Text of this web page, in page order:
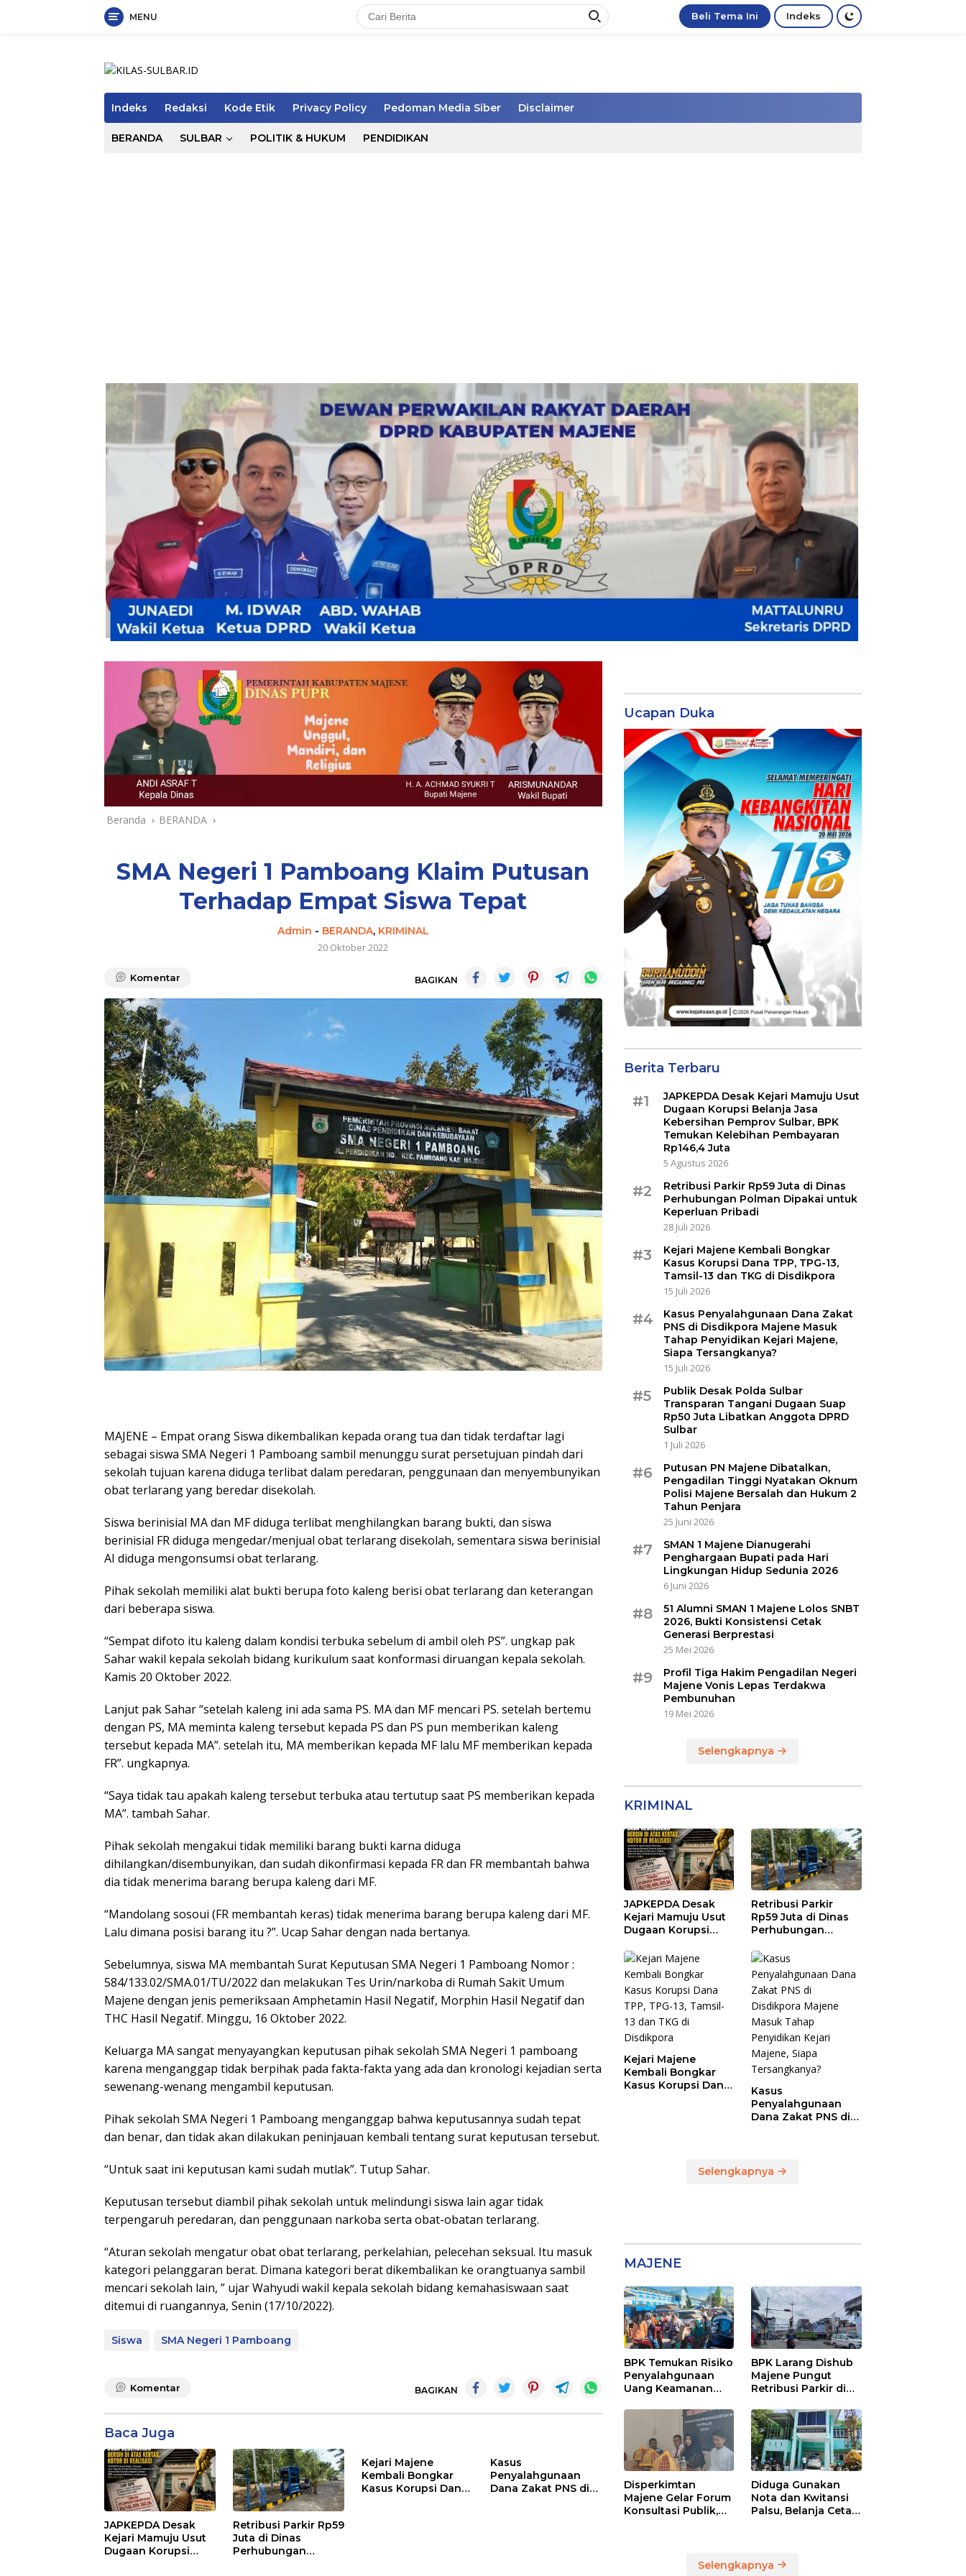
MENU Beli Tema Ini Indeks
Indeks Redaksi Kode Etik Privacy Policy Pedoman Media Siber Disclaimer
BERANDA SULBAR POLITIK & HUKUM PENDIDIKAN
Beranda BERANDA
SMA Negeri 1 Pamboang Klaim Putusan
Terhadap Empat Siswa Tepat
Admin - BERANDA, KRIMINAL
20 Oktober 2022
Komentar BAGIKAN
MAJENE – Empat orang Siswa dikembalikan kepada orang tua dan tidak terdaftar lagi
sebagai siswa SMA Negeri 1 Pamboang sambil menunggu surat persetujuan pindah dari
sekolah tujuan karena diduga terlibat dalam peredaran, penggunaan dan menyembunyikan
obat terlarang yang beredar disekolah.
Siswa berinisial MA dan MF diduga terlibat menghilangkan barang bukti, dan siswa
berinisial FR diduga mengedar/menjual obat terlarang disekolah, sementara siswa berinisial
AI diduga mengonsumsi obat terlarang.
Pihak sekolah memiliki alat bukti berupa foto kaleng berisi obat terlarang dan keterangan
dari beberapa siswa.
“Sempat difoto itu kaleng dalam kondisi terbuka sebelum di ambil oleh PS”. ungkap pak
Sahar wakil kepala sekolah bidang kurikulum saat konformasi diruangan kepala sekolah.
Kamis 20 Oktober 2022.
Lanjut pak Sahar “setelah kaleng ini ada sama PS. MA dan MF mencari PS. setelah bertemu
dengan PS, MA meminta kaleng tersebut kepada PS dan PS pun memberikan kaleng
tersebut kepada MA”. setelah itu, MA memberikan kepada MF lalu MF memberikan kepada
FR”. ungkapnya.
“Saya tidak tau apakah kaleng tersebut terbuka atau tertutup saat PS memberikan kepada
MA”. tambah Sahar.
Pihak sekolah mengakui tidak memiliki barang bukti karna diduga
dihilangkan/disembunyikan, dan sudah dikonfirmasi kepada FR dan FR membantah bahwa
dia tidak menerima barang berupa kaleng dari MF.
“Mandolang sosoui (FR membantah keras) tidak menerima barang berupa kaleng dari MF.
Lalu dimana posisi barang itu ?”. Ucap Sahar dengan nada bertanya.
Sebelumnya, siswa MA membantah Surat Keputusan SMA Negeri 1 Pamboang Nomor :
584/133.02/SMA.01/TU/2022 dan melakukan Tes Urin/narkoba di Rumah Sakit Umum
Majene dengan jenis pemeriksaan Amphetamin Hasil Negatif, Morphin Hasil Negatif dan
THC Hasil Negatif. Minggu, 16 Oktober 2022.
Keluarga MA sangat menyayangkan keputusan pihak sekolah SMA Negeri 1 pamboang
karena menganggap tidak berpihak pada fakta-fakta yang ada dan kronologi kejadian serta
sewenang-wenang mengambil keputusan.
Pihak sekolah SMA Negeri 1 Pamboang menganggap bahwa keputusannya sudah tepat
dan benar, dan tidak akan dilakukan peninjauan kembali tentang surat keputusan tersebut.
“Untuk saat ini keputusan kami sudah mutlak”. Tutup Sahar.
Keputusan tersebut diambil pihak sekolah untuk melindungi siswa lain agar tidak
terpengaruh peredaran, dan penggunaan narkoba serta obat-obatan terlarang.
“Aturan sekolah mengatur obat obat terlarang, perkelahian, pelecehan seksual. Itu masuk
kategori pelanggaran berat. Dimana kategori berat dikembalikan ke orangtuanya sambil
mencari sekolah lain, ” ujar Wahyudi wakil kepala sekolah bidang kemahasiswaan saat
ditemui di ruangannya, Senin (17/10/2022).
Siswa SMA Negeri 1 Pamboang
Komentar BAGIKAN
Baca Juga
JAPKEPDA Desak
Kejari Mamuju Usut
Dugaan Korupsi
Retribusi Parkir Rp59
Juta di Dinas
Perhubungan
Kejari Majene
Kembali Bongkar
Kasus Korupsi Dana
Kasus
Penyalahgunaan
Dana Zakat PNS di
Ucapan Duka
Berita Terbaru
#1
JAPKEPDA Desak Kejari Mamuju Usut
Dugaan Korupsi Belanja Jasa
Kebersihan Pemprov Sulbar, BPK
Temukan Kelebihan Pembayaran
Rp146,4 Juta
5 Agustus 2026
#2
Retribusi Parkir Rp59 Juta di Dinas
Perhubungan Polman Dipakai untuk
Keperluan Pribadi
28 Juli 2026
#3
Kejari Majene Kembali Bongkar
Kasus Korupsi Dana TPP, TPG-13,
Tamsil-13 dan TKG di Disdikpora
15 Juli 2026
#4
Kasus Penyalahgunaan Dana Zakat
PNS di Disdikpora Majene Masuk
Tahap Penyidikan Kejari Majene,
Siapa Tersangkanya?
15 Juli 2026
#5
Publik Desak Polda Sulbar
Transparan Tangani Dugaan Suap
Rp50 Juta Libatkan Anggota DPRD
Sulbar
1 Juli 2026
#6
Putusan PN Majene Dibatalkan,
Pengadilan Tinggi Nyatakan Oknum
Polisi Majene Bersalah dan Hukum 2
Tahun Penjara
25 Juni 2026
#7
SMAN 1 Majene Dianugerahi
Penghargaan Bupati pada Hari
Lingkungan Hidup Sedunia 2026
6 Juni 2026
#8
51 Alumni SMAN 1 Majene Lolos SNBT
2026, Bukti Konsistensi Cetak
Generasi Berprestasi
25 Mei 2026
#9
Profil Tiga Hakim Pengadilan Negeri
Majene Vonis Lepas Terdakwa
Pembunuhan
19 Mei 2026
Selengkapnya
KRIMINAL
JAPKEPDA Desak
Kejari Mamuju Usut
Dugaan Korupsi
Kebersihan
Pemprov Sulbar,
BPK Temukan
Kelebihan
Pembayaran
Rp146,4 Juta
Retribusi Parkir
Rp59 Juta di Dinas
Perhubungan
untuk Keperluan
Pribadi
Kejari Majene
Kembali Bongkar
Kasus Korupsi Dana
Kasus
Penyalahgunaan
Dana Zakat PNS di
Majene, Siapa
Selengkapnya
MAJENE
BPK Temukan Risiko
Penyalahgunaan
Uang Keamanan
Sentral Majene
BPK Larang Dishub
Majene Pungut
Retribusi Parkir di
Disperkimtan
Majene Gelar Forum
Konsultasi Publik,
Diduga Gunakan
Nota dan Kwitansi
Palsu, Belanja Cetak
Selengkapnya